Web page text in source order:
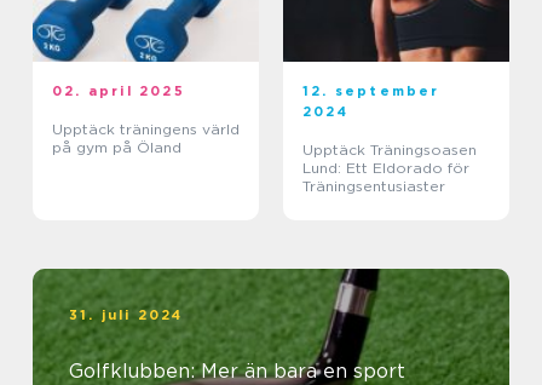
02. april 2025
Upptäck träningens värld
på gym på Öland
12. september
2024
Upptäck Träningsoasen
Lund: Ett Eldorado för
Träningsentusiaster
31. juli 2024
Golfklubben: Mer än bara en sport